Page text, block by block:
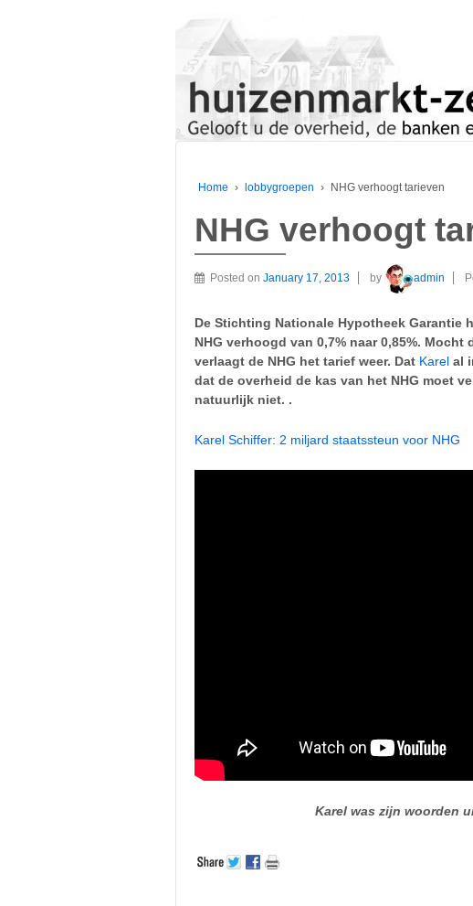
Home › lobbygroepen › NHG verhoogt tarieven
NHG verhoogt
Posted on January 17, 2013 by admin
De Stichting Nationale Hypotheek Garantie
NHG verhoogd van 0,7% naar 0,85%.
verlaagt de NHG het tarief weer. Dat Karel al
dat de overheid de kas van het NHG moet
natuurlijk niet. .
Karel Schiffer: 2 miljard staatssteun voor NHG
Karel was zijn woorden